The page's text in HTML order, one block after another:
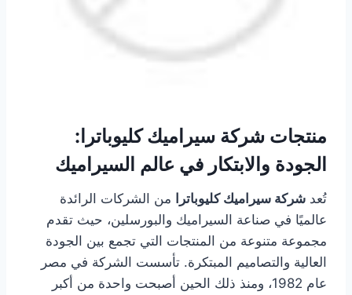
منتجات شركة سيراميك كليوباترا:
الجودة والابتكار في عالم السيراميك
تُعد شركة سيراميك كليوباترا
من الشركات الرائدة
عالميًا في صناعة السيراميك والبورسلين، حيث تقدم
مجموعة متنوعة من المنتجات التي تجمع بين الجودة
العالية والتصاميم المبتكرة. تأسست الشركة في مصر
عام 1982، ومنذ ذلك الحين أصبحت واحدة من أكبر